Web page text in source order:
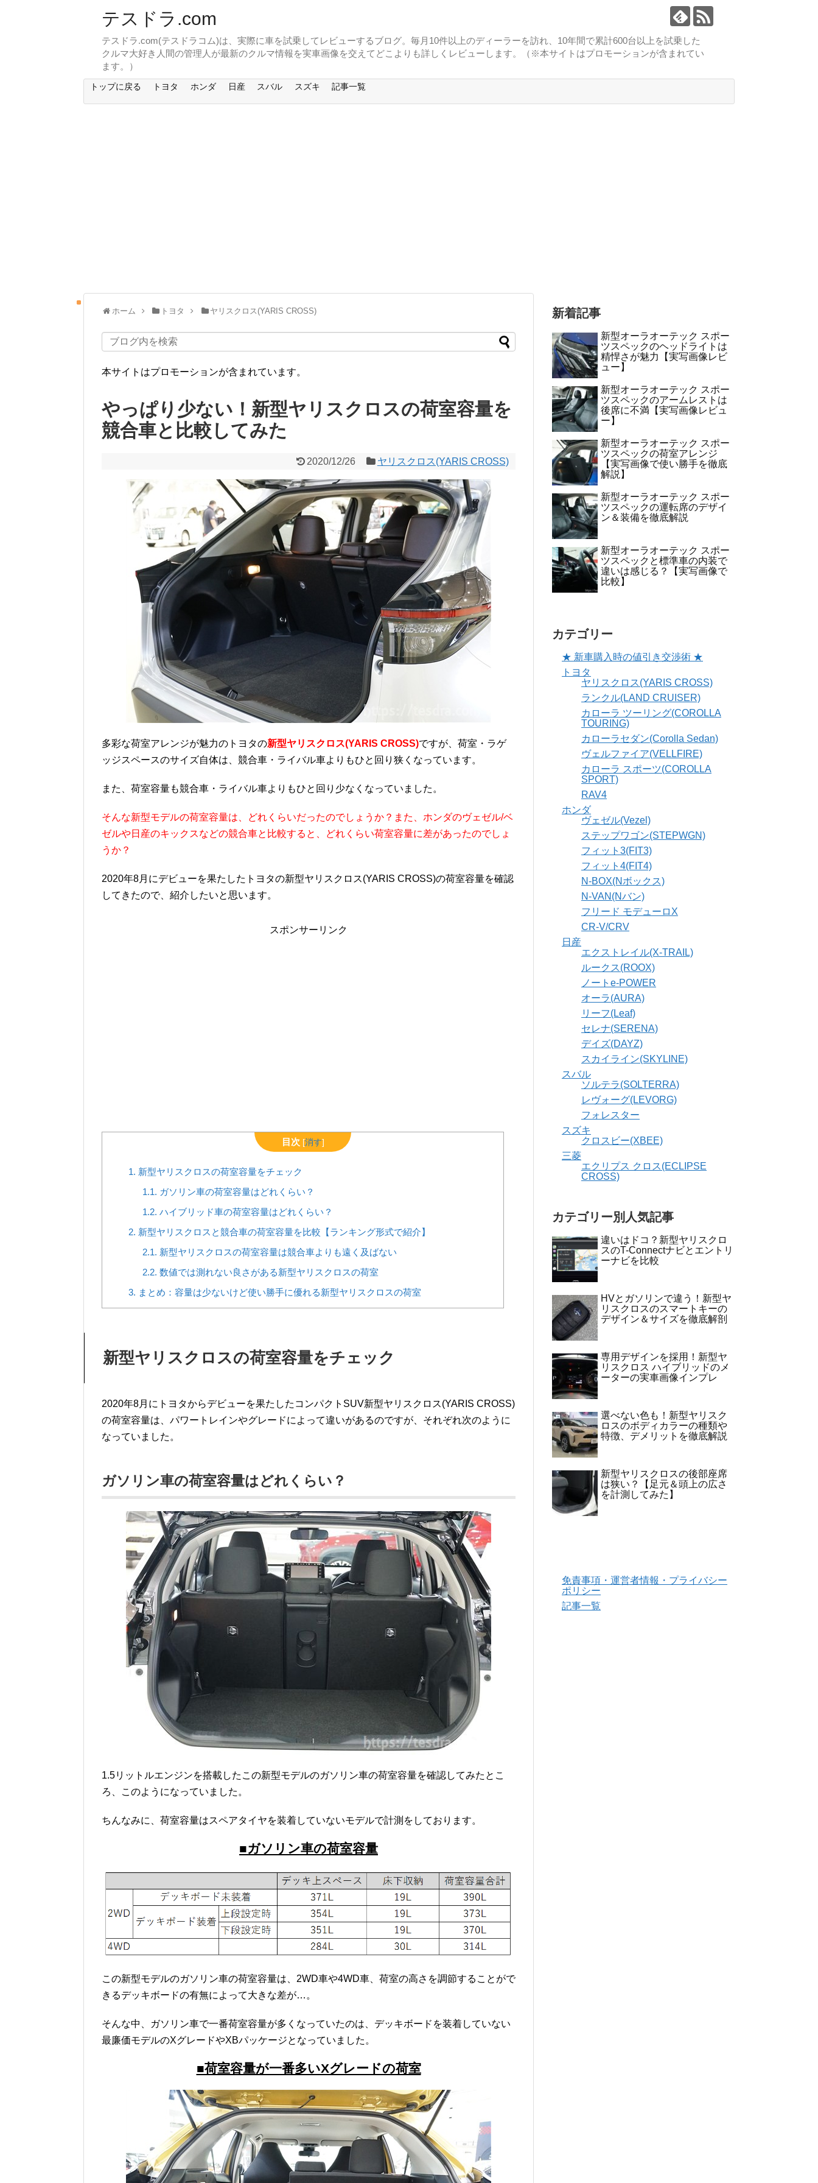
テスドラ.com
テスドラ.com(テスドラコム)は、実際に車を試乗してレビューするブログ。毎月10件以上のディーラーを訪れ、10年間で累計600台以上を試乗した
クルマ大好き人間の管理人が最新のクルマ情報を実車画像を交えてどこよりも詳しくレビューします。（※本サイトはプロモーションが含まれてい
ます。）
トップに戻る トヨタ ホンダ 日産 スバル スズキ 記事一覧
ホーム トヨタ ヤリスクロス(YARIS CROSS)
本サイトはプロモーションが含まれています。
やっぱり少ない！新型ヤリスクロスの荷室容量を
競合車と比較してみた
2020/12/26 ヤリスクロス(YARIS CROSS)
多彩な荷室アレンジが魅力のトヨタの新型ヤリスクロス(YARIS CROSS)ですが、荷室・ラゲ
ッジスペースのサイズ自体は、競合車・ライバル車よりもひと回り狭くなっています。
また、荷室容量も競合車・ライバル車よりもひと回り少なくなっていました。
そんな新型モデルの荷室容量は、どれくらいだったのでしょうか？また、ホンダのヴェゼル/ベ
ゼルや日産のキックスなどの競合車と比較すると、どれくらい荷室容量に差があったのでしょ
うか？
2020年8月にデビューを果たしたトヨタの新型ヤリスクロス(YARIS CROSS)の荷室容量を確認
してきたので、紹介したいと思います。
スポンサーリンク
目次 [消す]
1. 新型ヤリスクロスの荷室容量をチェック
1.1. ガソリン車の荷室容量はどれくらい？
1.2. ハイブリッド車の荷室容量はどれくらい？
2. 新型ヤリスクロスと競合車の荷室容量を比較【ランキング形式で紹介】
2.1. 新型ヤリスクロスの荷室容量は競合車よりも遠く及ばない
2.2. 数値では測れない良さがある新型ヤリスクロスの荷室
3. まとめ：容量は少ないけど使い勝手に優れる新型ヤリスクロスの荷室
新型ヤリスクロスの荷室容量をチェック
2020年8月にトヨタからデビューを果たしたコンパクトSUV新型ヤリスクロス(YARIS CROSS)
の荷室容量は、パワートレインやグレードによって違いがあるのですが、それぞれ次のように
なっていました。
ガソリン車の荷室容量はどれくらい？
1.5リットルエンジンを搭載したこの新型モデルのガソリン車の荷室容量を確認してみたとこ
ろ、このようになっていました。
ちんなみに、荷室容量はスペアタイヤを装着していないモデルで計測をしております。
■ガソリン車の荷室容量
この新型モデルのガソリン車の荷室容量は、2WD車や4WD車、荷室の高さを調節することがで
きるデッキボードの有無によって大きな差が…。
そんな中、ガソリン車で一番荷室容量が多くなっていたのは、デッキボードを装着していない
最廉価モデルのXグレードやXBパッケージとなっていました。
■荷室容量が一番多いXグレードの荷室
新着記事
新型オーラオーテック スポー
ツスペックのヘッドライトは
精悍さが魅力【実写画像レビ
ュー】
新型オーラオーテック スポー
ツスペックのアームレストは
後席に不満【実写画像レビュ
ー】
新型オーラオーテック スポー
ツスペックの荷室アレンジ
【実写画像で使い勝手を徹底
解説】
新型オーラオーテック スポー
ツスペックの運転席のデザイ
ン＆装備を徹底解説
新型オーラオーテック スポー
ツスペックと標準車の内装で
違いは感じる？【実写画像で
比較】
カテゴリー
★ 新車購入時の値引き交渉術 ★
トヨタ
ヤリスクロス(YARIS CROSS)
ランクル(LAND CRUISER)
カローラ ツーリング(COROLLA
TOURING)
カローラセダン(Corolla Sedan)
ヴェルファイア(VELLFIRE)
カローラ スポーツ(COROLLA
SPORT)
RAV4
ホンダ
ヴェゼル(Vezel)
ステップワゴン(STEPWGN)
フィット3(FIT3)
フィット4(FIT4)
N-BOX(Nボックス)
N-VAN(Nバン)
フリード モデューロX
CR-V/CRV
日産
エクストレイル(X-TRAIL)
ルークス(ROOX)
ノートe-POWER
オーラ(AURA)
リーフ(Leaf)
セレナ(SERENA)
デイズ(DAYZ)
スカイライン(SKYLINE)
スバル
ソルテラ(SOLTERRA)
レヴォーグ(LEVORG)
フォレスター
スズキ
クロスビー(XBEE)
三菱
エクリプス クロス(ECLIPSE
CROSS)
カテゴリー別人気記事
違いはドコ？新型ヤリスクロ
スのT-Connectナビとエントリ
ーナビを比較
HVとガソリンで違う！新型ヤ
リスクロスのスマートキーの
デザイン＆サイズを徹底解剖
専用デザインを採用！新型ヤ
リスクロス ハイブリッドのメ
ーターの実車画像インプレ
選べない色も！新型ヤリスク
ロスのボディカラーの種類や
特徴、デメリットを徹底解説
新型ヤリスクロスの後部座席
は狭い？【足元＆頭上の広さ
を計測してみた】
免責事項・運営者情報・プライバシー
ポリシー
記事一覧